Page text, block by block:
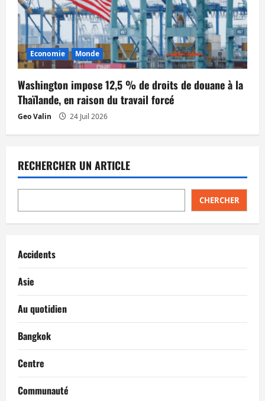
Economie Monde
Washington impose 12,5 % de droits de douane à la
Thaïlande, en raison du travail forcé
Geo Valin 24 Juil 2026
RECHERCHER UN ARTICLE
CHERCHER
Accidents
Asie
Au quotidien
Bangkok
Centre
Communauté